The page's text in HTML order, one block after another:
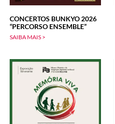
CONCERTOS BUNKYO 2026
“PERCORSO ENSEMBLE”
SAIBA MAIS >